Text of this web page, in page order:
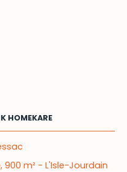
HOMEKARE
m² - L'Isle-Jourdain